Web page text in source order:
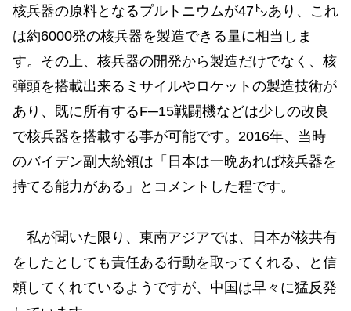
核兵器の原料となるプルトニウムが47㌧あり、これ
は約6000発の核兵器を製造できる量に相当しま
す。その上、核兵器の開発から製造だけでなく、核
弾頭を搭載出来るミサイルやロケットの製造技術が
あり、既に所有するF─15戦闘機などは少しの改良
で核兵器を搭載する事が可能です。2016年、当時
のバイデン副大統領は「日本は一晩あれば核兵器を
持てる能力がある」とコメントした程です。
私が聞いた限り、東南アジアでは、日本が核共有
をしたとしても責任ある行動を取ってくれる、と信
頼してくれているようですが、中国は早々に猛反発